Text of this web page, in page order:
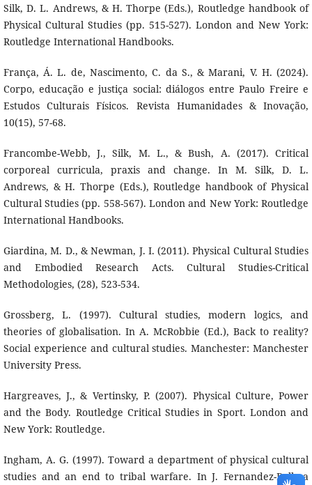
Silk, D. L. Andrews, & H. Thorpe (Eds.), Routledge handbook of
Physical Cultural Studies (pp. 515-527). London and New York:
Routledge International Handbooks.
França, Á. L. de, Nascimento, C. da S., & Marani, V. H. (2024).
Corpo, educação e justiça social: diálogos entre Paulo Freire e
Estudos Culturais Físicos. Revista Humanidades & Inovação,
10(15), 57-68.
Francombe-Webb, J., Silk, M. L., & Bush, A. (2017). Critical
corporeal curricula, praxis and change. In M. Silk, D. L.
Andrews, & H. Thorpe (Eds.), Routledge handbook of Physical
Cultural Studies (pp. 558-567). London and New York: Routledge
International Handbooks.
Giardina, M. D., & Newman, J. I. (2011). Physical Cultural Studies
and Embodied Research Acts. Cultural Studies-Critical
Methodologies, (28), 523-534.
Grossberg, L. (1997). Cultural studies, modern logics, and
theories of globalisation. In A. McRobbie (Ed.), Back to reality?
Social experience and cultural studies. Manchester: Manchester
University Press.
Hargreaves, J., & Vertinsky, P. (2007). Physical Culture, Power
and the Body. Routledge Critical Studies in Sport. London and
New York: Routledge.
Ingham, A. G. (1997). Toward a department of physical cultural
studies and an end to tribal warfare. In J. Fernandez-Balboa